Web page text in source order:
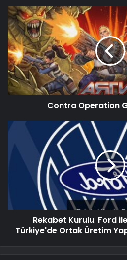
Contra Operation
Rekabet Kurulu, Ford
Türkiye'de Ortak Üretim